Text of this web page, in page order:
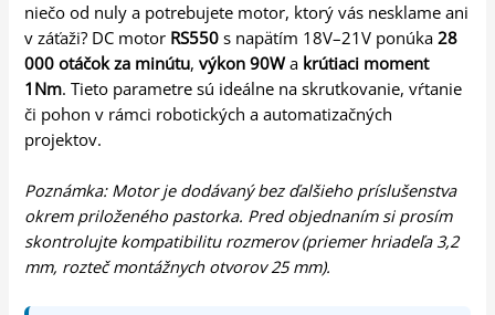
niečo od nuly a potrebujete motor, ktorý vás nesklame ani
v záťaži? DC motor RS550 s napätím 18V–21V ponúka28
000 otáčok za minútu,výkon 90Wa krútiaci moment
1Nm. Tieto parametre sú ideálne na skrutkovanie, vŕtanie
či pohon v rámci robotických a automatizačných
projektov.
Poznámka: Motor je dodávaný bez ďalšieho príslušenstva
okrem priloženého pastorka. Pred objednaním si prosím
skontrolujte kompatibilitu rozmerov (priemer hriadeľa 3,2
mm, rozteč montážnych otvorov 25 mm).